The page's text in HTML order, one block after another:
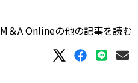
M＆A Onlineの他の記事を読む